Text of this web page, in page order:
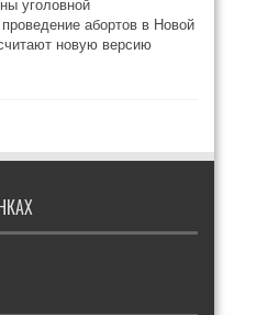
уголовной
проведение абортов в Новой
новую версию